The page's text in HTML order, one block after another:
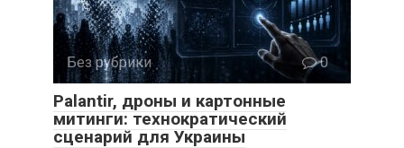
Без рубрики 0
Palantir, дроны и картонные
митинги: технократический
сценарий для Украины